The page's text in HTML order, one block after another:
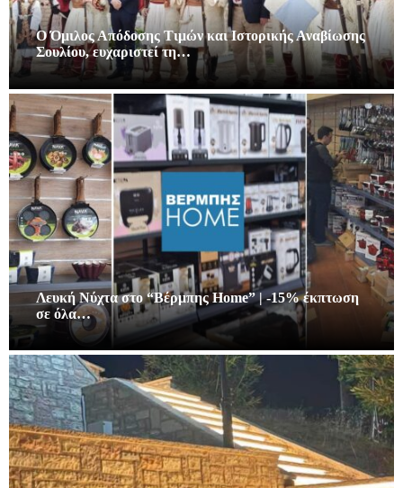
Ο Όμιλος Απόδοσης Τιμών και Ιστορικής Αναβίωσης
Σουλίου, ευχαριστεί τη…
Λευκή Νύχτα στο “Βέρμπης Home” | -15% έκπτωση
σε όλα…